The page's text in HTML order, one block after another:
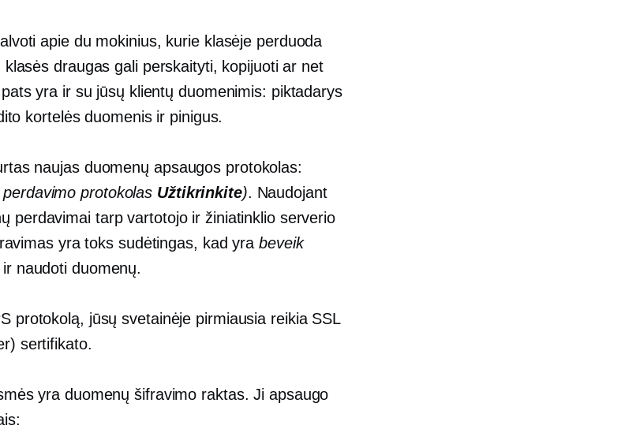
apie du mokinius, kurie klasėje perduoda
draugas gali perskaityti, kopijuoti ar net
yra ir su jūsų klientų duomenimis: piktadarys
kortelės duomenis ir pinigus.
naujas duomenų apsaugos protokolas:
protokolas Užtikrinkite). Naudojant
perdavimai tarp vartotojo ir žiniatinklio serverio
yra toks sudėtingas, kad yra beveik
naudoti duomenų.
protokolą, jūsų svetainėje pirmiausia reikia SSL
sertifikato.
yra duomenų šifravimo raktas. Ji apsaugo